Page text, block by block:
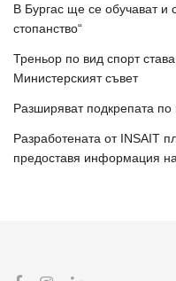
В Бургас ще се обучават и
стопанство“
Треньор по вид спорт
Министерският съвет
Разширяват подкрепата
Разработената от INSAIT
предоставя информация